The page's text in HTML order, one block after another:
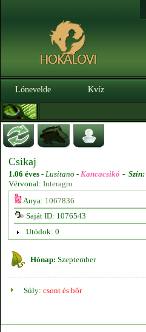
Lónevelde Kvíz
Csikaj
1.06 éves - Lusitano - Kancacsikó - Szín:
Vérvonal: Interagro
Anya: 1067836
Saját ID: 1076543
Utódok: 0
Hónap: Szeptember
Súly: csont és bőr